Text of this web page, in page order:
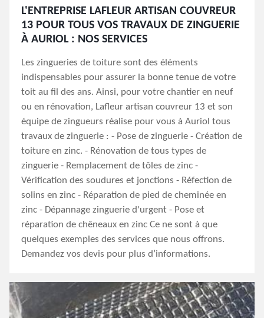
L'ENTREPRISE LAFLEUR ARTISAN COUVREUR
13 POUR TOUS VOS TRAVAUX DE ZINGUERIE
À AURIOL : NOS SERVICES
Les zingueries de toiture sont des éléments
indispensables pour assurer la bonne tenue de votre
toit au fil des ans. Ainsi, pour votre chantier en neuf
ou en rénovation, Lafleur artisan couvreur 13 et son
équipe de zingueurs réalise pour vous à Auriol tous
travaux de zinguerie : - Pose de zinguerie - Création de
toiture en zinc. - Rénovation de tous types de
zinguerie - Remplacement de tôles de zinc -
Vérification des soudures et jonctions - Réfection de
solins en zinc - Réparation de pied de cheminée en
zinc - Dépannage zinguerie d'urgent - Pose et
réparation de chêneaux en zinc Ce ne sont à que
quelques exemples des services que nous offrons.
Demandez vos devis pour plus d’informations.